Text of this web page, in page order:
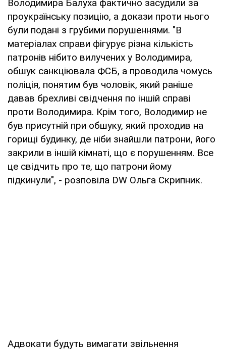
Володимира Балуха фактично засудили за
проукраїнську позицію, а докази проти нього
були подані з грубими порушеннями. "В
матеріалах справи фігурує різна кількість
патронів нібито вилучених у Володимира,
обшук санкціювала ФСБ, а проводила чомусь
поліція, понятим був чоловік, який раніше
давав брехливі свідчення по іншій справі
проти Володимира. Крім того, Володимир не
був присутній при обшуку, який проходив на
горищі будинку, де ніби знайшли патрони, його
закрили в іншій кімнаті, що є порушенням. Все
це свідчить про те, що патрони йому
підкинули", - розповіла DW Ольга Скрипник.
Адвокати будуть вимагати звільнення